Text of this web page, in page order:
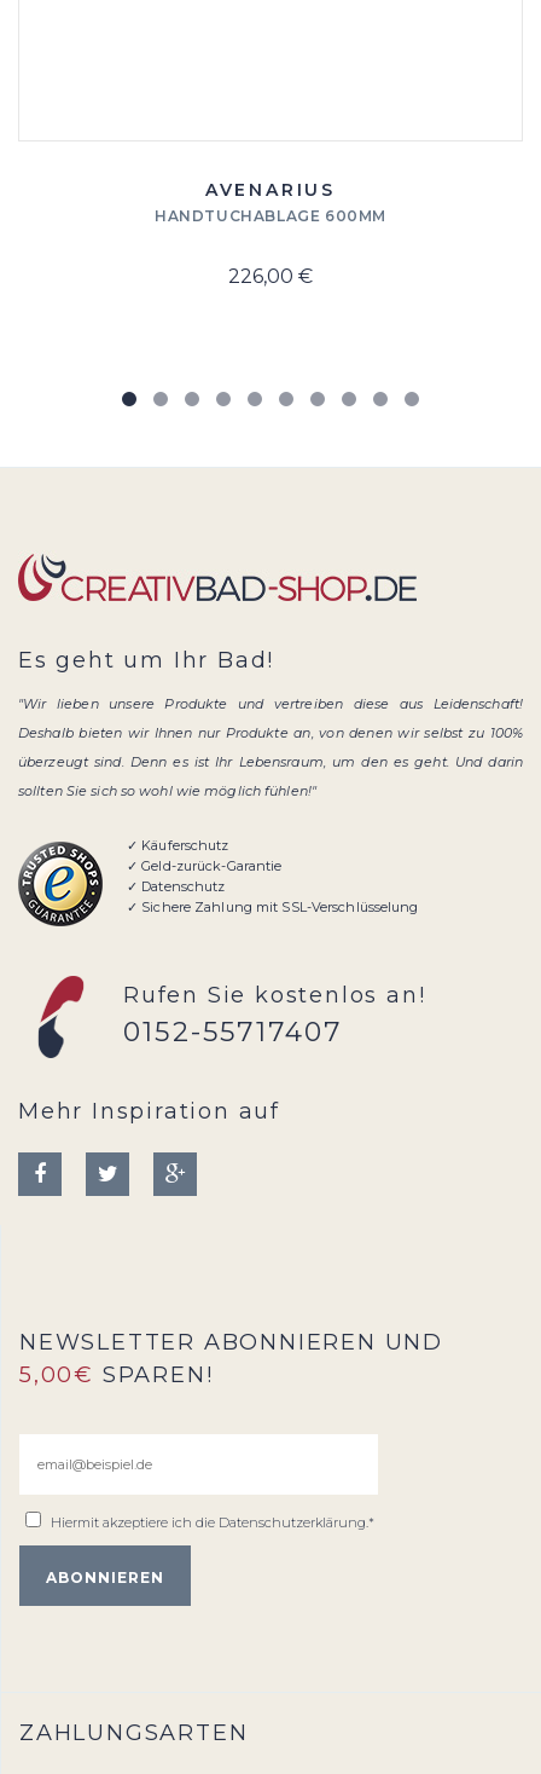
AVENARIUS
HANDTUCHABLAGE 600MM
226,00 €
Es geht um Ihr Bad!
"Wir lieben unsere Produkte und vertreiben diese aus Leidenschaft!
Deshalb bieten wir Ihnen nur Produkte an, von denen wir selbst zu 100%
überzeugt sind. Denn es ist Ihr Lebensraum, um den es geht. Und darin
sollten Sie sich so wohl wie möglich fühlen!"
✓ Käuferschutz
✓ Geld-zurück-Garantie
✓ Datenschutz
✓ Sichere Zahlung mit SSL-Verschlüsselung
Rufen Sie kostenlos an!
0152-55717407
Mehr Inspiration auf
NEWSLETTER ABONNIEREN UND
5,00€ SPAREN!
Hiermit akzeptiere ich die Datenschutzerklärung.*
ZAHLUNGSARTEN